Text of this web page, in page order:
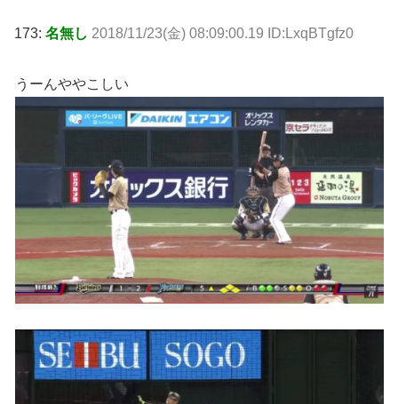
173: 名無し 2018/11/23(金) 08:09:00.19 ID:LxqBTgfz0
うーんややこしい